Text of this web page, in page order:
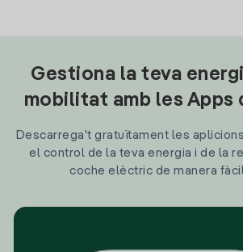
Gestiona la teva
mobilitat amb les Apps
Descarrega't gratuïtament les
el control de la teva energia i de la
coche elèctric de manera